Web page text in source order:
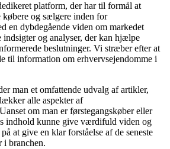
platform, der har til formål at
købere og sælgere inden for
en dybdegående viden om markedet
indsigter og analyser, der kan hjælpe
beslutninger. Vi stræber efter at
til information om erhvervsejendomme i
man et omfattende udvalg af artikler,
alle aspekter af
om man er førstegangskøber eller
indhold kunne give værdifuld viden og
at give en klar forståelse af de seneste
i branchen.